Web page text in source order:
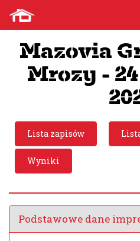
Mazovia
Mrozy -
Lista zapisów
Wyniki
Podstawowe dane